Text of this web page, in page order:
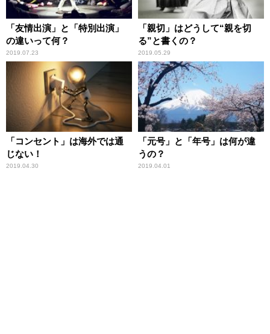
「友情出演」と「特別出演」
の違いって何？
2019.07.23
「親切」はどうして“親を切
る”と書くの？
2019.05.29
「コンセント」は海外では通
じない！
2019.04.30
「元号」と「年号」は何が違
うの？
2019.04.01